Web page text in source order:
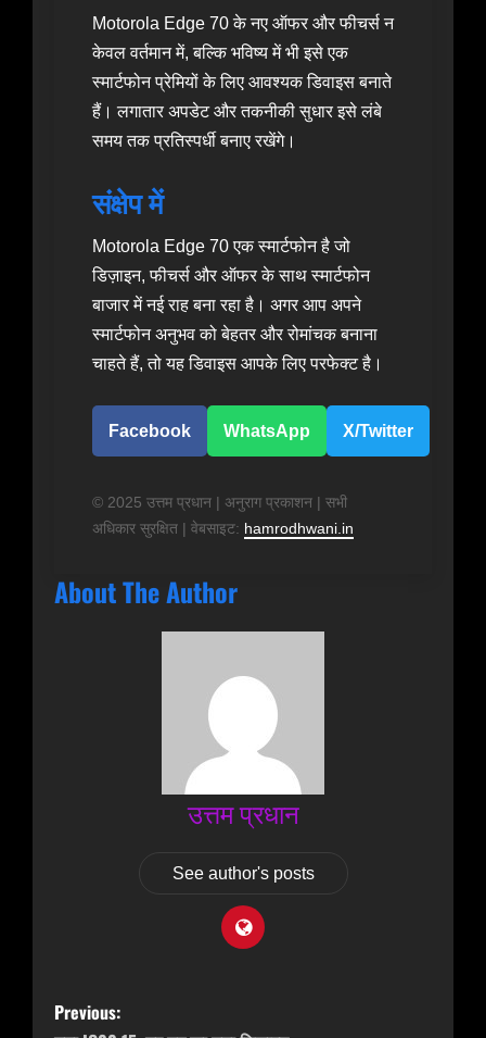
Motorola Edge 70 के नए ऑफर और फीचर्स न
केवल वर्तमान में, बल्कि भविष्य में भी इसे एक
स्मार्टफोन प्रेमियों के लिए आवश्यक डिवाइस बनाते
हैं। लगातार अपडेट और तकनीकी सुधार इसे लंबे
समय तक प्रतिस्पर्धी बनाए रखेंगे।
संक्षेप में
Motorola Edge 70 एक स्मार्टफोन है जो
डिज़ाइन, फीचर्स और ऑफर के साथ स्मार्टफोन
बाजार में नई राह बना रहा है। अगर आप अपने
स्मार्टफोन अनुभव को बेहतर और रोमांचक बनाना
चाहते हैं, तो यह डिवाइस आपके लिए परफेक्ट है।
Facebook WhatsApp X/Twitter
© 2025 उत्तम प्रधान | अनुराग प्रकाशन | सभी
अधिकार सुरक्षित | वेबसाइट: hamrodhwani.in
About The Author
उत्तम प्रधान
See author's posts
P
Previous: